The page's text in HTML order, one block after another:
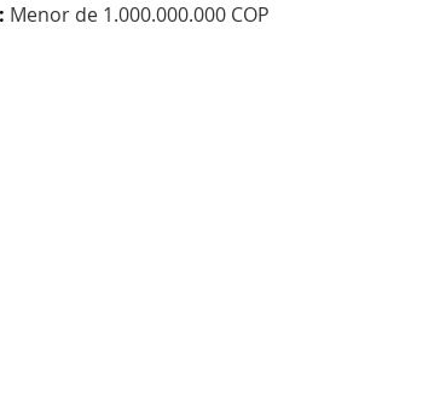
Menor de 1.000.000.000 COP